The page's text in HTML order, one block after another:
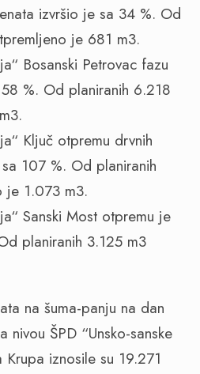
izvršio je sa 34 %. Od
je 681 m3.
Bosanski Petrovac fazu
%. Od planiranih 6.218
Ključ otpremu drvnih
107 %. Od planiranih
je 1.073 m3.
Sanski Most otpremu je
planiranih 3.125 m3
na šuma-panju na dan
ŠPD “Unsko-sanske
Krupa iznosile su 19.271